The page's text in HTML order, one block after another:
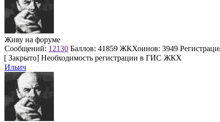
Живу на форуме
Сообщений: 12130 Баллов: 41859 ЖКХоинов: 3949
[ Закрыто] Необходимость регистрации в ГИС ЖКХ
Ильич